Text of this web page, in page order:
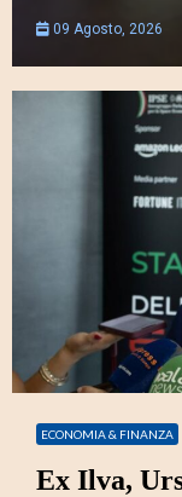
09 Agosto, 2026
ECONOMIA & FINANZA
Ex Ilva,